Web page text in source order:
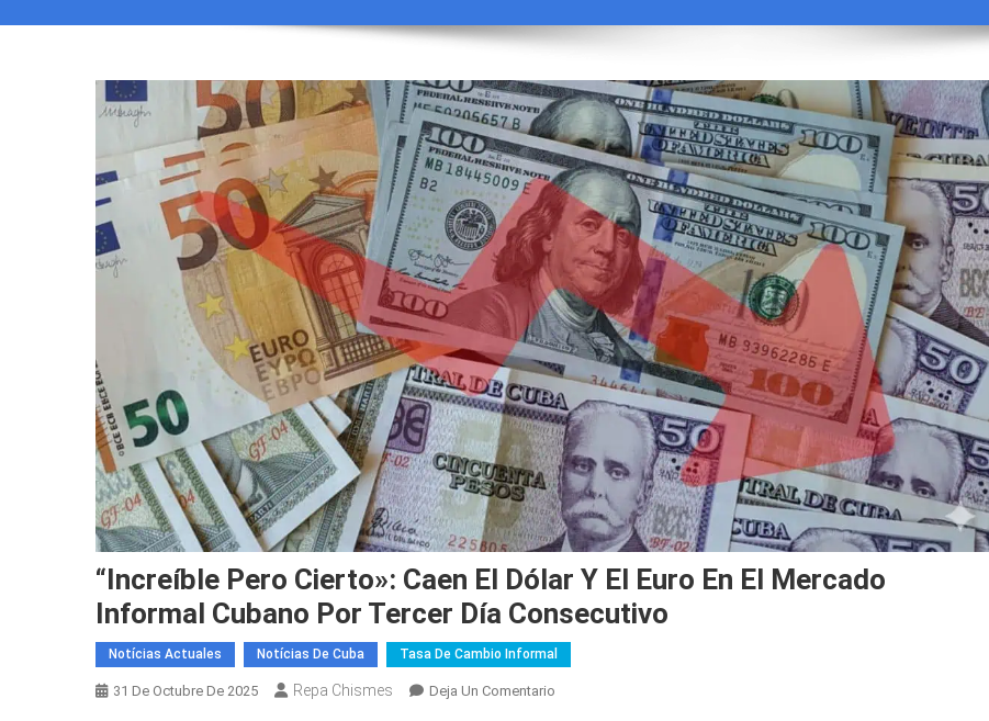
“Increíble Pero Cierto»: Caen El Dólar Y El Euro En El Mercado
Informal Cubano Por Tercer Día Consecutivo
Notícias Actuales Notícias De Cuba Tasa De Cambio Informal
31 De Octubre De 2025 Repa Chismes Deja Un Comentario